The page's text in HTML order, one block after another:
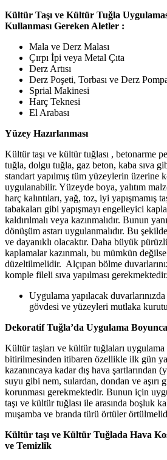
Kültür Taşı ve Kültür Tuğla
Kullanması Gereken Aletler :
Mala ve Derz Malası
Çırpı İpi veya Metal Çıta
Derz Artısı
Derz Poşeti, Torbası ve Derz
Sprial Makinesi
Harç Teknesi
El Arabası
Yüzey Hazırlanması
Kültür taşı ve kültür tuğlası , betonarme
tuğla, dolgu tuğla, gaz beton, kaba sıva
standart yapılmış tüm yüzeylerin üzerine
uygulanabilir. Yüzeyde boya, yalıtım
harç kalıntıları, yağ, toz, iyi yapışmamış
tabakaları gibi yapışmayı engelleyici
kaldırılmalı veya kazınmalıdır. Bunun
dönüşüm astarı uygulanmalıdır. Bu
ve dayanıklı olacaktır. Daha büyük
kaplamalar kazınmalı, bu mümkün
düzeltilmelidir. Alçıpan bölme
komple fileli sıva yapılması gerekmektedir.
Uygulama yapılacak
gövdesi ve yüzeyleri mutlaka
Dekoratif Tuğla’da Uygulama
Kültür taşları ve kültür tuğlaları uygulama
bitirilmesinden itibaren özellikle ilk gün
kazanıncaya kadar dış hava şartlarından
suyu gibi nem, sulardan, dondan ve aşırı
korunması gerekmektedir. Bunun için
taşı ve kültür tuğlası ile arasında boşluk
muşamba ve branda türü örtüler
Kültür taşı ve Kültür Tuğlada Hava
ve Temizlik